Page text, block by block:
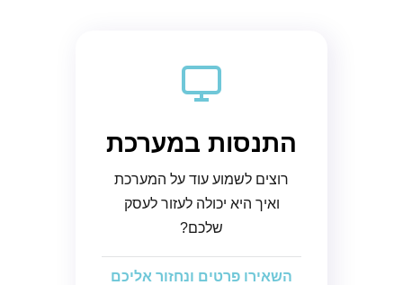
התנסות במערכת
רוצים לשמוע עוד על המערכת
ואיך היא יכולה לעזור לעסק
שלכם?
השאירו פרטים ונחזור אליכם